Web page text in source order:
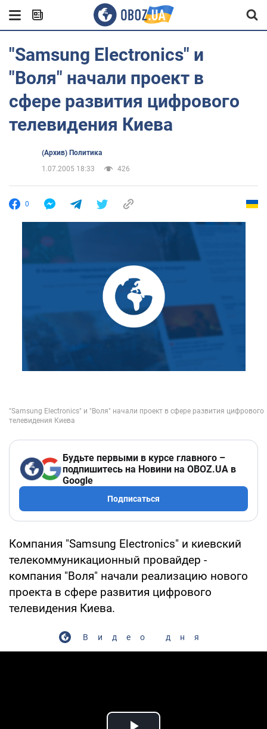
"Samsung Electronics" и
"Воля" начали проект в
сфере развития цифрового
телевидения Киева
(Архив) Политика
1.07.2005 18:33
426
0
Будьте первыми в курсе главного –
подпишитесь на Новини на OBOZ.UA в
Google
Подписаться
Компания "Samsung Electronics" и киевский
телекоммуникационный провайдер -
компания "Воля" начали реализацию нового
проекта в сфере развития цифрового
телевидения Киева.
Видео дня